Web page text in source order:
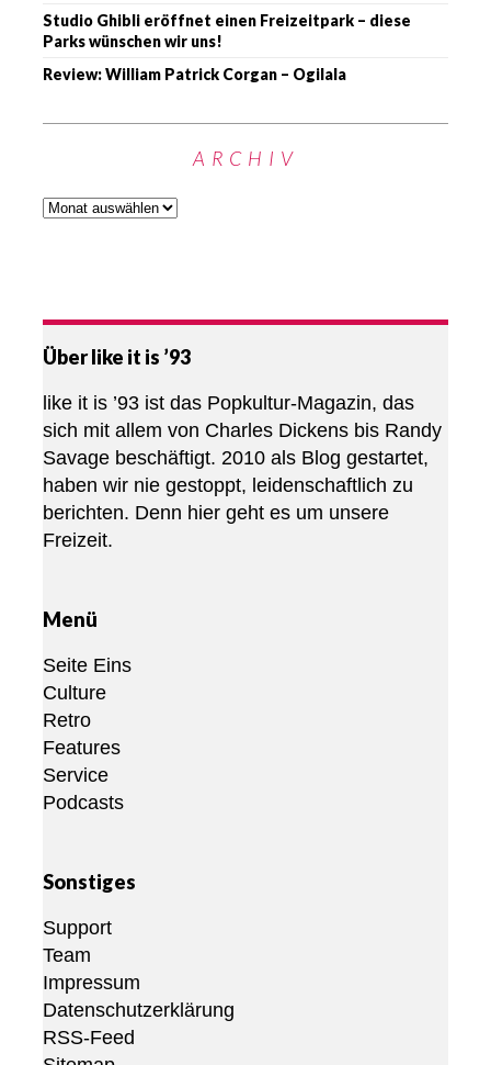
Studio Ghibli eröffnet einen Freizeitpark – diese
Parks wünschen wir uns!
Review: William Patrick Corgan – Ogilala
ARCHIV
Über like it is ’93
like it is ’93 ist das Popkultur-Magazin, das
sich mit allem von Charles Dickens bis Randy
Savage beschäftigt. 2010 als Blog gestartet,
haben wir nie gestoppt, leidenschaftlich zu
berichten. Denn hier geht es um unsere
Freizeit.
Menü
Seite Eins
Culture
Retro
Features
Service
Podcasts
Sonstiges
Support
Team
Impressum
Datenschutzerklärung
RSS-Feed